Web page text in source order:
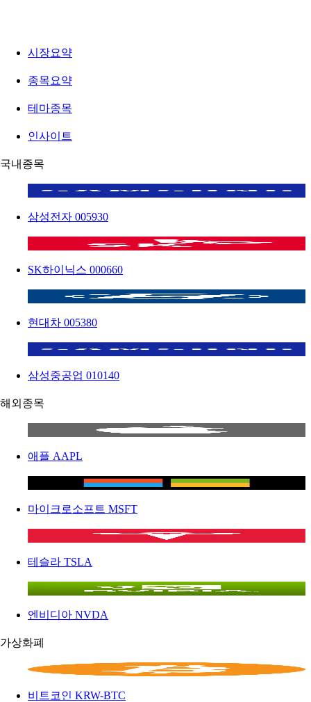
시장요약
종목요약
테마종목
인사이트
국내종목
삼성전자 005930
SK하이닉스 000660
현대차 005380
삼성중공업 010140
해외종목
애플 AAPL
마이크로소프트 MSFT
테슬라 TSLA
엔비디아 NVDA
가상화폐
비트코인 KRW-BTC